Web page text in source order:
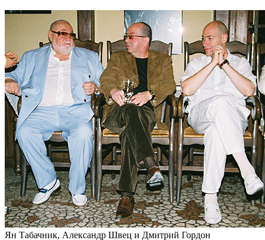
Ян Табачник, Александр Швец и Дмитрий Гордон